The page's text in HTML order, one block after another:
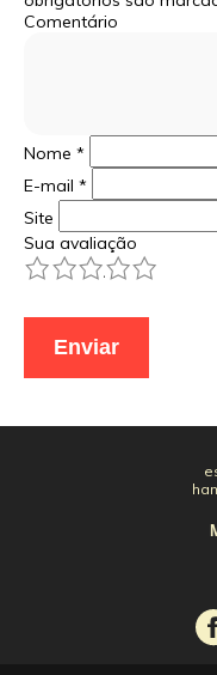
Comentário
Nome *
E-mail *
Site
Sua avaliação
5
4
3
2